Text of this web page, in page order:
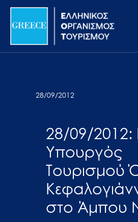
Σημείωση:
ιστότοπος
προσβασιμότητας.
Μετάβαση
περιεχόμενο
28/09/2012
28/09/2012:
Υπουργός
Τουρισμού
στο Άμπου